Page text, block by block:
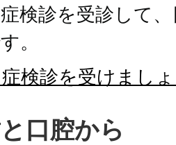
検診を受診して
。
検診を受けまし
口腔から